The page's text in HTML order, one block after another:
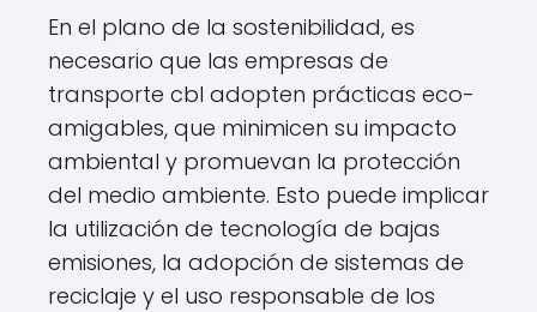
En el plano de la sostenibilidad, es
necesario que las empresas de
transporte cbl adopten prácticas eco-
amigables, que minimicen su impacto
ambiental y promuevan la protección
del medio ambiente. Esto puede implicar
la utilización de tecnología de bajas
emisiones, la adopción de sistemas de
reciclaje y el uso responsable de los